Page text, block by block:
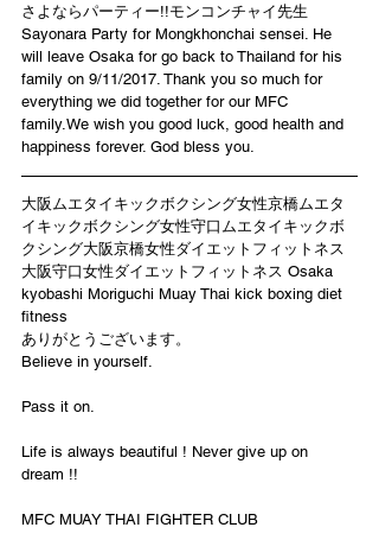
さよならパーティー!!モンコンチャイ先生
Sayonara Party for Mongkhonchai sensei. He
will leave Osaka for go back to Thailand for his
family on 9/11/2017. Thank you so much for
everything we did together for our MFC
family.We wish you good luck, good health and
happiness forever. God bless you.
大阪ムエタイキックボクシング女性京橋ムエタ
イキックボクシング女性守口ムエタイキックボ
クシング大阪京橋女性ダイエットフィットネス
大阪守口女性ダイエットフィットネス Osaka
kyobashi Moriguchi Muay Thai kick boxing diet
fitness
ありがとうございます。
Believe in yourself.
Pass it on.
Life is always beautiful ! Never give up on
dream !!
MFC MUAY THAI FIGHTER CLUB